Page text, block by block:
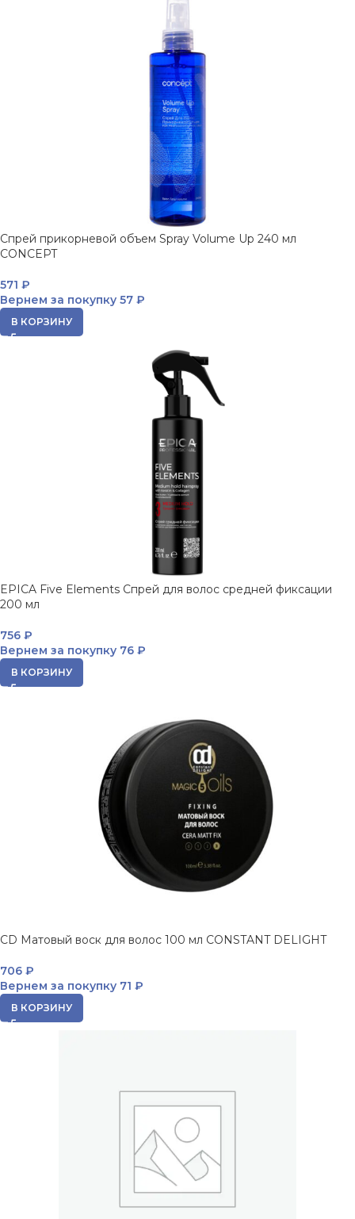
Спрей прикорневой объем Spray Volume Up 240 мл
CONCEPT
571 ₽
Вернем за покупку 57 ₽
В КОРЗИНУ
EPICA Five Elements Спрей для волос средней фиксации
200 мл
756 ₽
Вернем за покупку 76 ₽
В КОРЗИНУ
CD Матовый воск для волос 100 мл CONSTANT DELIGHT
706 ₽
Вернем за покупку 71 ₽
В КОРЗИНУ